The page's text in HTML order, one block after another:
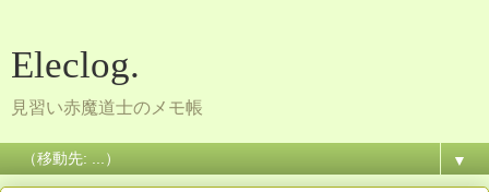
Eleclog.
見習い赤魔道士のメモ帳
▼